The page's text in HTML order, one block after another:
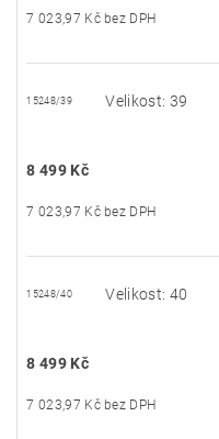
7 023,97 Kč bez DPH
15248/39 Velikost: 39
8 499 Kč
7 023,97 Kč bez DPH
15248/40 Velikost: 40
8 499 Kč
7 023,97 Kč bez DPH